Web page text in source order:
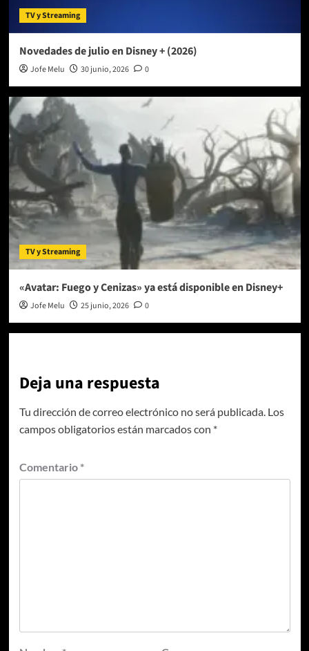
TV y Streaming
Novedades de julio en Disney + (2026)
Jofe Melu 30 junio, 2026 0
TV y Streaming
«Avatar: Fuego y Cenizas» ya está disponible en Disney+
Jofe Melu 25 junio, 2026 0
Deja una respuesta
Tu dirección de correo electrónico no será publicada. Los
campos obligatorios están marcados con *
Comentario *